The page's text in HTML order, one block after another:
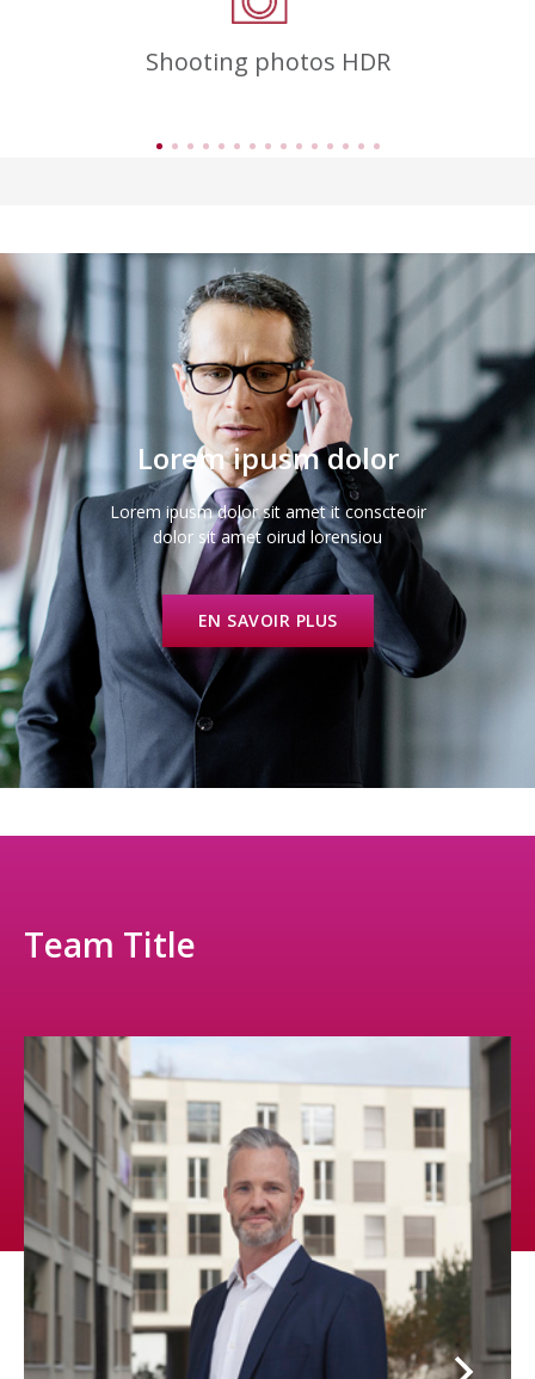
Shooting photos HDR
Lorem ipusm dolor
Lorem ipusm dolor sit amet it conscteoir
dolor sit amet oirud lorensiou
EN SAVOIR PLUS
Team Title